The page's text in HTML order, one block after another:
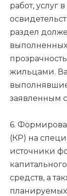
работ, услуг
раздел
выполненных
жильцами.
заявленным
6.
(КР) на
источники
средств, а
планируемых